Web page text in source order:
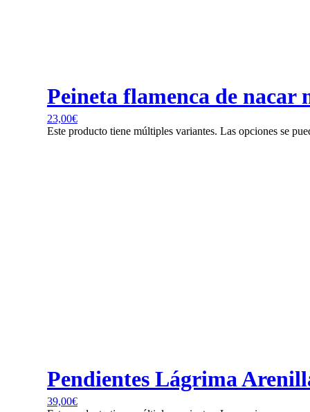
Peineta flamenca de nacar
23,00€
Este producto tiene múltiples variantes. Las opciones se
Pendientes Lágrima
39,00€